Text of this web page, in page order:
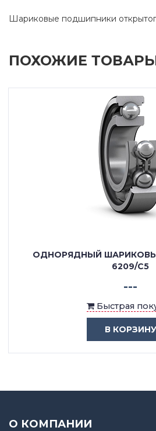
Шариковые подшипники
ПОХОЖИЕ
ОДНОРЯДНЫЙ
6209/C5
---
Быстрая
В КОРЗИНУ
О КОМПАНИИ